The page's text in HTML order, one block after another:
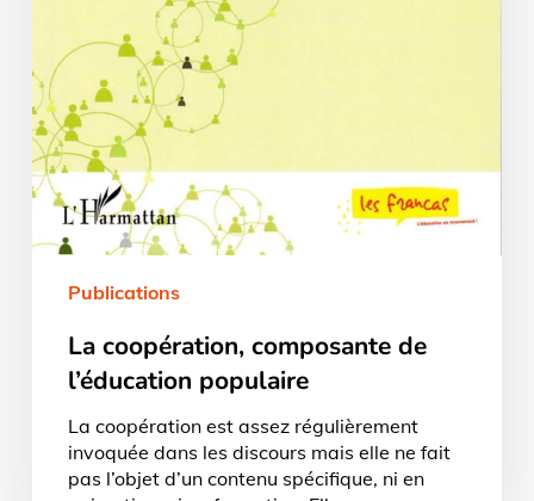
Publications
La coopération, composante de
l’éducation populaire
La coopération est assez régulièrement
invoquée dans les discours mais elle ne fait
pas l’objet d’un contenu spécifique, ni en